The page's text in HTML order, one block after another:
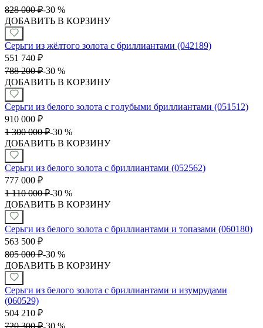
828 000 ₽-30 %
ДОБАВИТЬ В КОРЗИНУ
Серьги из жёлтого золота с бриллиантами (042189)
551 740 ₽
788 200 ₽-30 %
ДОБАВИТЬ В КОРЗИНУ
Серьги из белого золота с голубыми бриллиантами (051512)
910 000 ₽
1 300 000 ₽-30 %
ДОБАВИТЬ В КОРЗИНУ
Серьги из белого золота с бриллиантами (052562)
777 000 ₽
1 110 000 ₽-30 %
ДОБАВИТЬ В КОРЗИНУ
Серьги из белого золота с бриллиантами и топазами (060180)
563 500 ₽
805 000 ₽-30 %
ДОБАВИТЬ В КОРЗИНУ
Серьги из белого золота с бриллиантами и изумрудами
(060529)
504 210 ₽